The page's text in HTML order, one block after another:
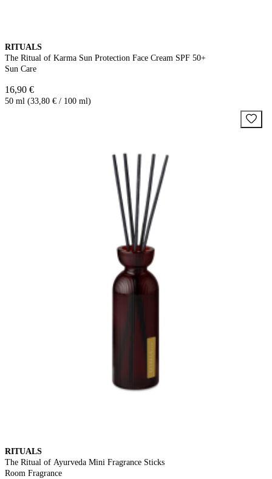
RITUALS
The Ritual of Karma Sun Protection Face Cream SPF 50+
Sun Care
16,90 €
50 ml (33,80 € / 100 ml)
RITUALS
The Ritual of Ayurveda Mini Fragrance Sticks
Room Fragrance